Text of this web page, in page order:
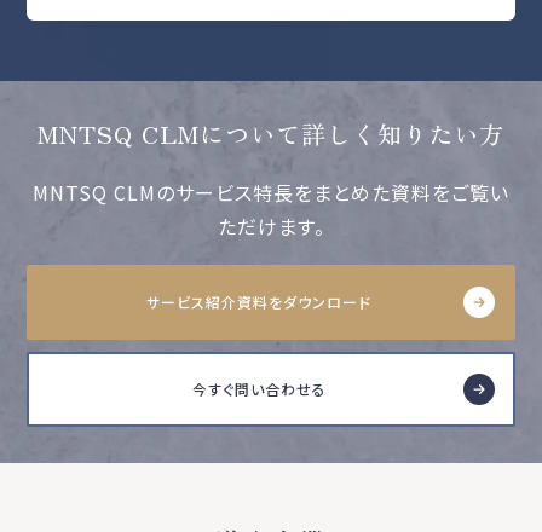
MNTSQ CLMについて詳しく知りたい方
MNTSQ CLMのサービス特長をまとめた資料をご覧い
ただけます。
サービス紹介資料をダウンロード
今すぐ問い合わせる